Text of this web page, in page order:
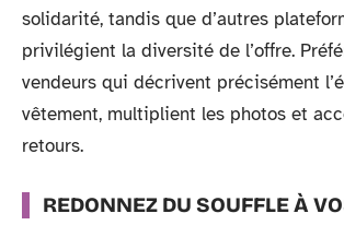
solidarité, tandis que d’autres
privilégient la diversité de l’offre.
vendeurs qui décrivent précisément
vêtement, multiplient les photos et
retours.
REDONNEZ DU SOUFFLE À